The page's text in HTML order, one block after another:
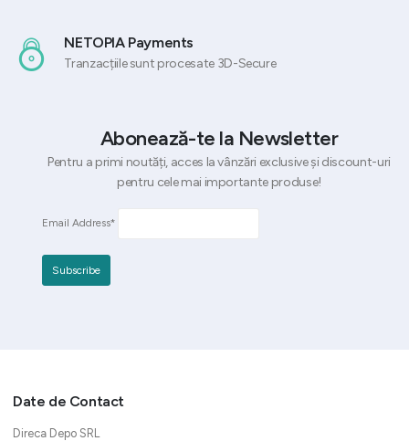
NETOPIA Payments
Tranzacțiile sunt procesate 3D-Secure
Abonează-te la Newsletter
Pentru a primi noutăți, acces la vânzări exclusive și discount-uri
pentru cele mai importante produse!
Email Address*
Date de Contact
Direca Depo SRL